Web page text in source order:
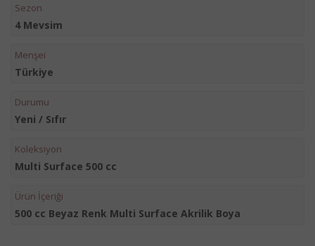
Sezon
4 Mevsim
Menşei
Türkiye
Durumu
Yeni / Sıfır
Koleksiyon
Multi Surface 500 cc
Ürün İçeriği
500 cc Beyaz Renk Multi Surface Akrilik Boya